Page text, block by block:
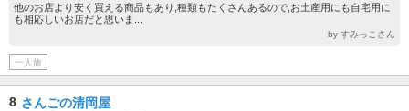
他のお店より安く買える商品もあり,種類もたくさんあるので,お土産用にも自宅用に
も相応しいお店だと思いま...
by すみっこさん
一人旅
8 さんごの清岡屋